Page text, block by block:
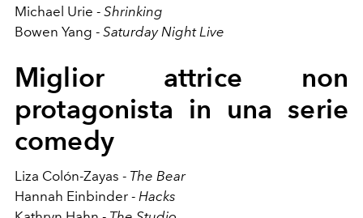
Michael Urie - Shrinking
Bowen Yang - Saturday Night Live
Miglior attrice non
protagonista in una serie
comedy
Liza Colón-Zayas - The Bear
Hannah Einbinder - Hacks